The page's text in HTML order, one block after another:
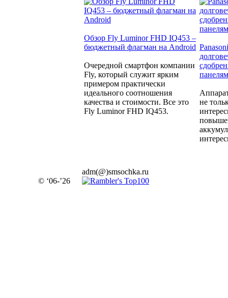
Обзор Fly Luminor FHD IQ453 –
бюджетный флагман на Android
Очередной смартфон компании
Fly, который служит ярким
примером практически
идеального соотношения
качества и стоимости. Все это
Fly Luminor FHD IQ453.
не
© ‘06-’26
adm(@)smsochka.ru